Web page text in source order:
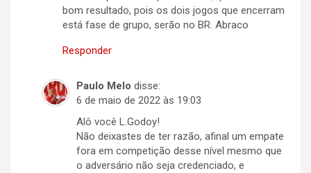
bom resultado, pois os dois jogos que encerram
está fase de grupo, serão no BR. Abraco
Responder
Paulo Melo disse:
6 de maio de 2022 às 19:03
Alô você L.Godoy!
Não deixastes de ter razão, afinal um empate
fora em competição desse nível mesmo que
o adversário não seja credenciado, e